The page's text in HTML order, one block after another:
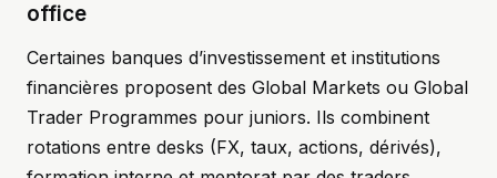
office
Certaines banques d’investissement et institutions
financières proposent des Global Markets ou Global
Trader Programmes pour juniors. Ils combinent
rotations entre desks (FX, taux, actions, dérivés),